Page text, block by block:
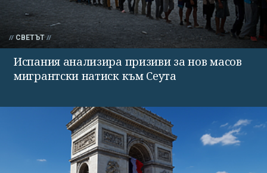
СВЕТЪТ
Испания анализира призиви за нов масов
мигрантски натиск към Сеута